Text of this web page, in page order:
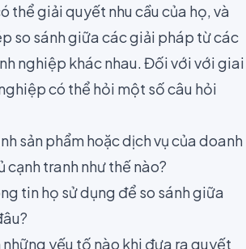
thể giải quyết nhu cầu của họ, và
so sánh giữa các giải pháp từ các
nghiệp khác nhau. Đối với với giai
có thể hỏi một số câu hỏi
sản phẩm hoặc dịch vụ của doanh
tranh như thế nào?
tin họ sử dụng để so sánh giữa
yếu tố nào khi đưa ra quyết